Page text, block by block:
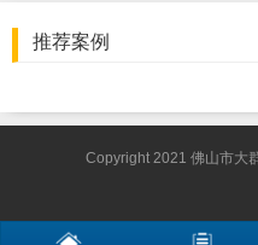
推荐案例
Copyright 2021 佛山市大